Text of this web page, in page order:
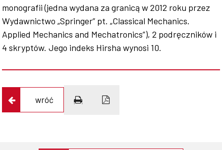
monografii (jedna wydana za granicą w 2012 roku przez
Wydawnictwo „Springer” pt. „Classical Mechanics.
Applied Mechanics and Mechatronics”), 2 podręczników i
4 skryptów. Jego indeks Hirsha wynosi 10.
wróć